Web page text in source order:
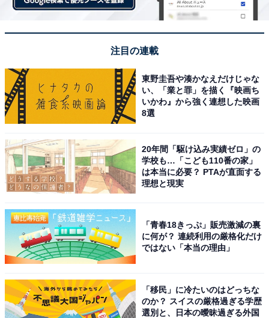
ハイセンス「43E50R」
【Amazon.co.jp限定】ハイセンス【3年保証】43V型
43E50R 4K スマート Wチューナー内蔵 ネット動画 液晶
テレビ HDMI2.1 低遅延ゲームモード Alexa AirPlay2
2025年モデル
Amazonで見る
ハイセンス「65E50R」
注目の連載
東野圭吾や湊かなえだけじゃな
い、「業と罪」を描く『映画ち
いかわ』から強く連想した映画
8選
20年間「駆け込み実績ゼロ」の
学校も…「こども110番の家」
は本当に必要？ PTAが直面する
理想と現実
「青春18きっぷ」販売激減の裏
に何が？ 連続利用の厳格化だけ
ではない「本当の理由」
「移民」に冷たいのはどっちな
のか？ スイスの厳格過ぎる学歴
選別と、日本の曖昧過ぎる外国